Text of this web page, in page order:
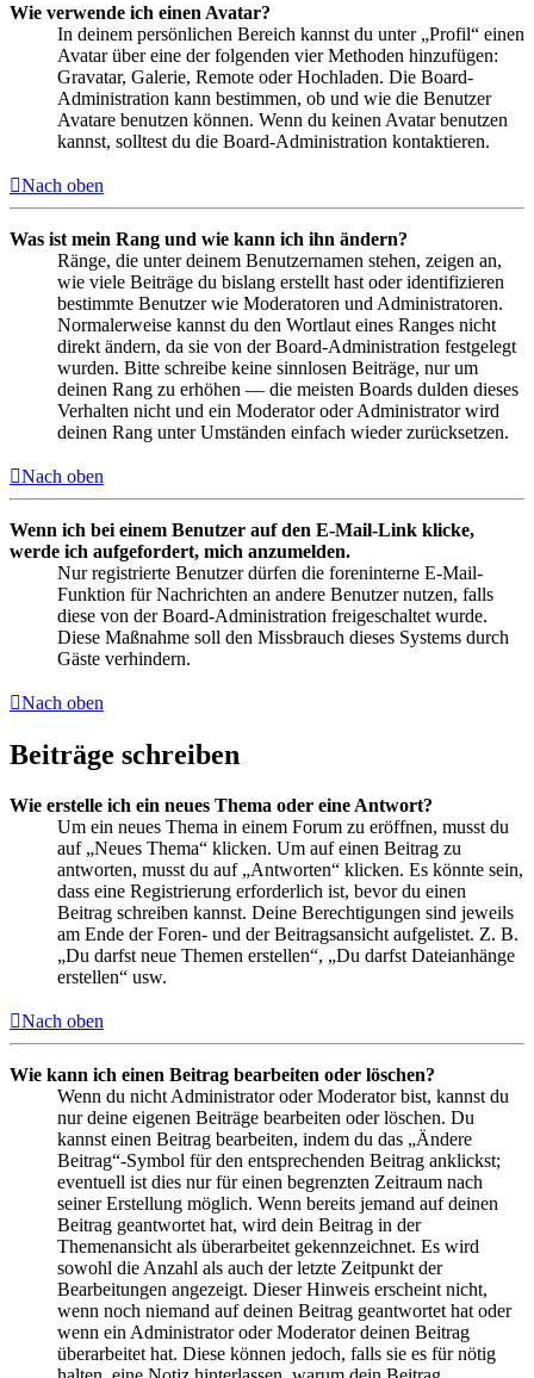
Wie verwende ich einen Avatar?
In deinem persönlichen Bereich kannst du unter „Profil“ einen
Avatar über eine der folgenden vier Methoden hinzufügen:
Gravatar, Galerie, Remote oder Hochladen. Die Board-
Administration kann bestimmen, ob und wie die Benutzer
Avatare benutzen können. Wenn du keinen Avatar benutzen
kannst, solltest du die Board-Administration kontaktieren.
Nach oben
Was ist mein Rang und wie kann ich ihn ändern?
Ränge, die unter deinem Benutzernamen stehen, zeigen an,
wie viele Beiträge du bislang erstellt hast oder identifizieren
bestimmte Benutzer wie Moderatoren und Administratoren.
Normalerweise kannst du den Wortlaut eines Ranges nicht
direkt ändern, da sie von der Board-Administration festgelegt
wurden. Bitte schreibe keine sinnlosen Beiträge, nur um
deinen Rang zu erhöhen — die meisten Boards dulden dieses
Verhalten nicht und ein Moderator oder Administrator wird
deinen Rang unter Umständen einfach wieder zurücksetzen.
Nach oben
Wenn ich bei einem Benutzer auf den E-Mail-Link klicke,
werde ich aufgefordert, mich anzumelden.
Nur registrierte Benutzer dürfen die foreninterne E-Mail-
Funktion für Nachrichten an andere Benutzer nutzen, falls
diese von der Board-Administration freigeschaltet wurde.
Diese Maßnahme soll den Missbrauch dieses Systems durch
Gäste verhindern.
Nach oben
Beiträge schreiben
Wie erstelle ich ein neues Thema oder eine Antwort?
Um ein neues Thema in einem Forum zu eröffnen, musst du
auf „Neues Thema“ klicken. Um auf einen Beitrag zu
antworten, musst du auf „Antworten“ klicken. Es könnte sein,
dass eine Registrierung erforderlich ist, bevor du einen
Beitrag schreiben kannst. Deine Berechtigungen sind jeweils
am Ende der Foren- und der Beitragsansicht aufgelistet. Z. B.
„Du darfst neue Themen erstellen“, „Du darfst Dateianhänge
erstellen“ usw.
Nach oben
Wie kann ich einen Beitrag bearbeiten oder löschen?
Wenn du nicht Administrator oder Moderator bist, kannst du
nur deine eigenen Beiträge bearbeiten oder löschen. Du
kannst einen Beitrag bearbeiten, indem du das „Ändere
Beitrag“-Symbol für den entsprechenden Beitrag anklickst;
eventuell ist dies nur für einen begrenzten Zeitraum nach
seiner Erstellung möglich. Wenn bereits jemand auf deinen
Beitrag geantwortet hat, wird dein Beitrag in der
Themenansicht als überarbeitet gekennzeichnet. Es wird
sowohl die Anzahl als auch der letzte Zeitpunkt der
Bearbeitungen angezeigt. Dieser Hinweis erscheint nicht,
wenn noch niemand auf deinen Beitrag geantwortet hat oder
wenn ein Administrator oder Moderator deinen Beitrag
überarbeitet hat. Diese können jedoch, falls sie es für nötig